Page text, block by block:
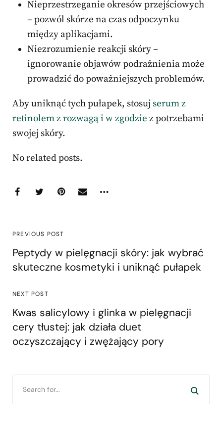
Nieprzestrzeganie okresów przejściowych
– pozwól skórze na czas odpoczynku
między aplikacjami.
Niezrozumienie reakcji skóry –
ignorowanie objawów podrażnienia może
prowadzić do poważniejszych problemów.
Aby uniknąć tych pułapek, stosuj serum z
retinolem z rozwagą i w zgodzie z potrzebami
swojej skóry.
No related posts.
PREVIOUS POST
Peptydy w pielęgnacji skóry: jak wybrać
skuteczne kosmetyki i uniknąć pułapek
NEXT POST
Kwas salicylowy i glinka w pielęgnacji
cery tłustej: jak działa duet
oczyszczający i zwężający pory